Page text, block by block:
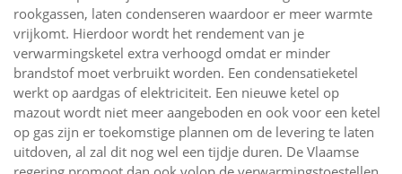
rookgassen, laten condenseren waardoor er meer warmte
vrijkomt. Hierdoor wordt het rendement van je
verwarmingsketel extra verhoogd omdat er minder
brandstof moet verbruikt worden. Een condensatieketel
werkt op aardgas of elektriciteit. Een nieuwe ketel op
mazout wordt niet meer aangeboden en ook voor een ketel
op gas zijn er toekomstige plannen om de levering te laten
uitdoven, al zal dit nog wel een tijdje duren. De Vlaamse